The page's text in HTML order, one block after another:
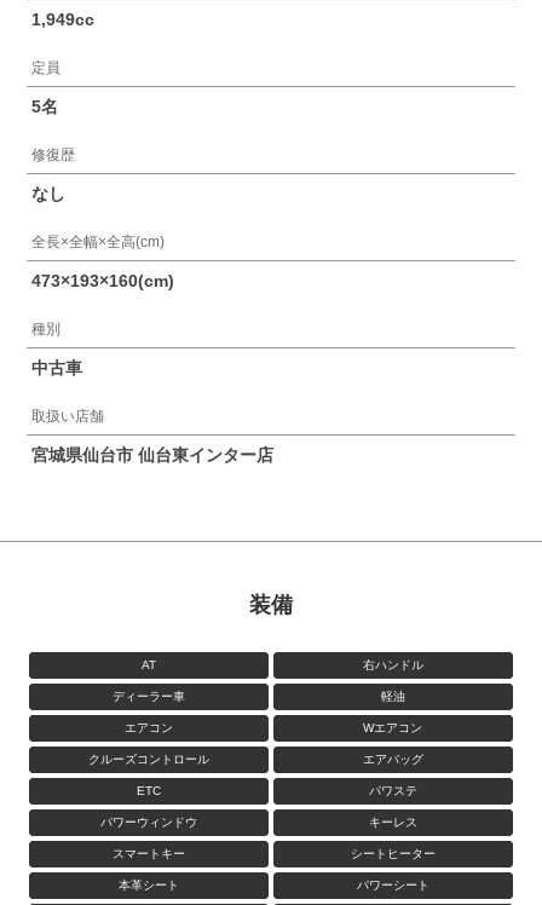
1,949cc
定員
5名
修復歴
なし
全長×全幅×全高(cm)
473×193×160(cm)
種別
中古車
取扱い店舗
宮城県仙台市 仙台東インター店
装備
AT 右ハンドル
ディーラー車 軽油
エアコン Wエアコン
クルーズコントロール エアバッグ
ETC パワステ
パワーウィンドウ キーレス
スマートキー シートヒーター
本革シート パワーシート